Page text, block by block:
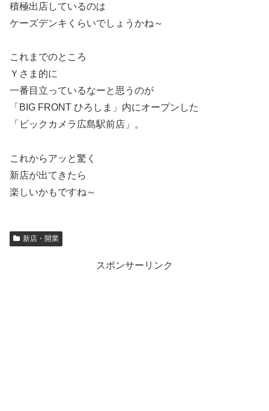
積極出店しているのは
ケーズデンキくらいでしょうかね～
これまでのところ
Ｙさま的に
一番目立っているなーと思うのが
「BIG FRONT ひろしま」内にオープンした
「ビックカメラ広島駅前店」。
これからアッと驚く
新店が出てきたら
楽しいかもですね～
新店・開業
スポンサーリンク